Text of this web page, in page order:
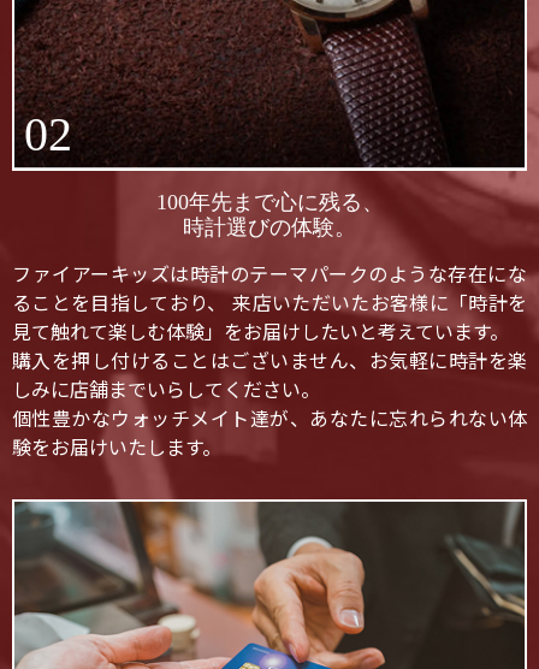
02
100年先まで心に残る、
時計選びの体験。
ファイアーキッズは時計のテーマパークのような存在にな
ることを目指しており、 来店いただいたお客様に「時計を
見て触れて楽しむ体験」をお届けしたいと考えています。
購入を押し付けることはございません、お気軽に時計を楽
しみに店舗までいらしてください。
個性豊かなウォッチメイト達が、あなたに忘れられない体
験をお届けいたします。